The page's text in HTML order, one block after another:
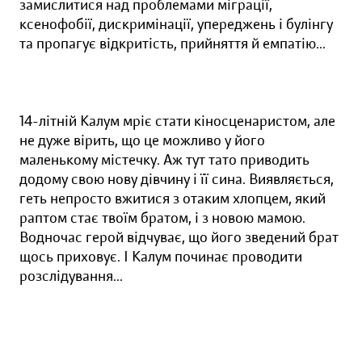
замислитися над проблемами міграції,
ксенофобії, дискримінації, упереджень і булінгу
та пропагує відкритість, прийняття й емпатію...
14-літній Калум мріє стати кіносценаристом, але
не дуже вірить, що це можливо у його
маленькому містечку. Аж тут тато приводить
додому свою нову дівчину і її сина. Виявляється,
геть непросто вжитися з отаким хлопцем, який
раптом стає твоїм братом, і з новою мамою.
Водночас герой відчуває, що його зведений брат
щось приховує. І Калум починає проводити
розслідування...